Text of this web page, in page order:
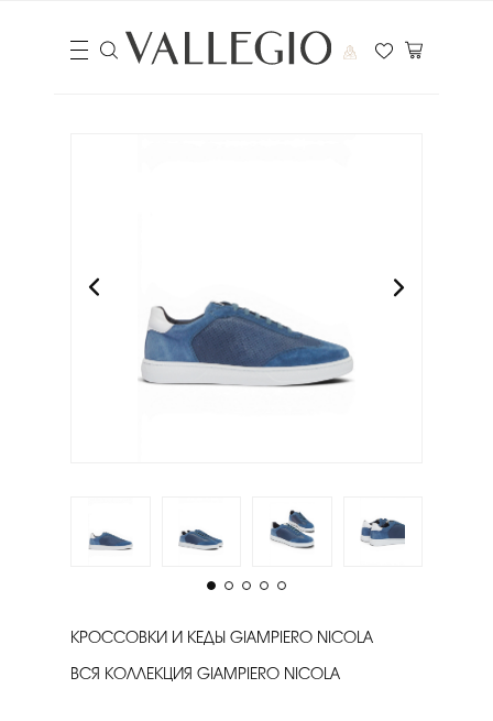
КРОССОВКИ И КЕДЫ GIAMPIERO NICOLA
ВСЯ КОЛЛЕКЦИЯ GIAMPIERO NICOLA